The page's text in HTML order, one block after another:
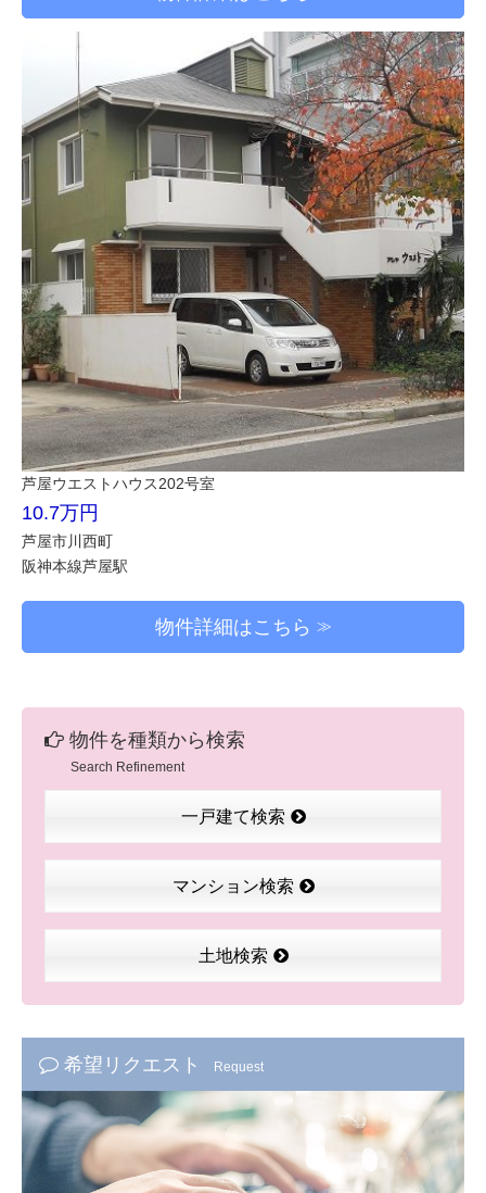
芦屋ウエストハウス202号室
10.7万円
芦屋市川西町
阪神本線芦屋駅
物件詳細はこちら
物件を種類から検索
Search Refinement
一戸建て検索
マンション検索
土地検索
希望リクエスト Request